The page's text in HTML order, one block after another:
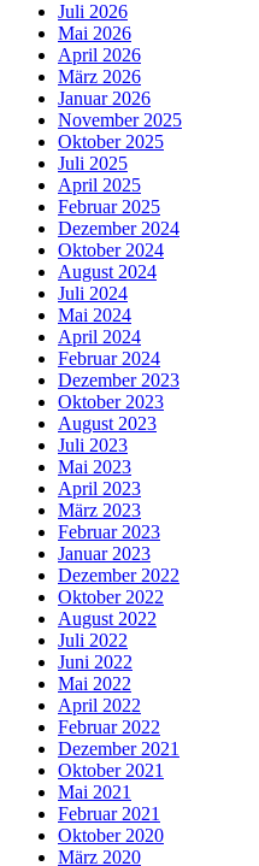
Juli 2026
Mai 2026
April 2026
März 2026
Januar 2026
November 2025
Oktober 2025
Juli 2025
April 2025
Februar 2025
Dezember 2024
Oktober 2024
August 2024
Juli 2024
Mai 2024
April 2024
Februar 2024
Dezember 2023
Oktober 2023
August 2023
Juli 2023
Mai 2023
April 2023
März 2023
Februar 2023
Januar 2023
Dezember 2022
Oktober 2022
August 2022
Juli 2022
Juni 2022
Mai 2022
April 2022
Februar 2022
Dezember 2021
Oktober 2021
Mai 2021
Februar 2021
Oktober 2020
März 2020